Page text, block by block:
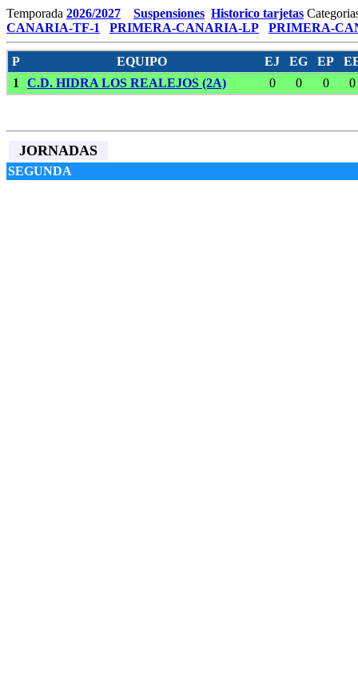
Temporada 2026/2027 Suspensiones Historico tarjetas
CANARIA-TF-1
PRIMERA-CANARIA-LP PRIMERA-
P EQUIPO EJ EG EP
1
C.D. HIDRA LOS REALEJOS (2A) 0 0 0 0
JORNADAS
SEGUNDA